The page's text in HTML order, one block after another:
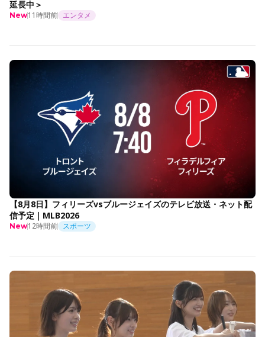
延長中＞
New11時間前 エンタメ
【8月8日】フィリーズvsブルージェイズのテレビ放送・ネット配
信予定｜MLB2026
New12時間前 スポーツ